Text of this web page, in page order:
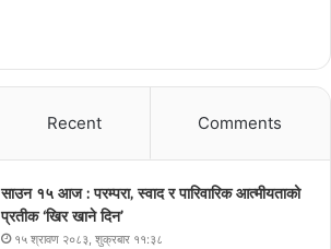
Recent Comments
साउन १५ आज : परम्परा, स्वाद र पारिवारिक आत्मीयताको
प्रतीक ‘खिर खाने दिन’
१५ श्रावण २०८३, शुक्रबार ११:३८